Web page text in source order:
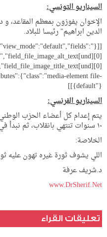
السيناريو التونسي:
الإخوان يفوزون بمعظم المقاعد،
الدين ابراهيم" رئيسا للبلاد.
element file-
default"}}]]
السيناريو الفرنسي:
يتم إعدام كل أعضاء الحزب
١٠ سنوات تنتهي بانقلاب، ثم نبدأ في غزو الدول الأخرى دون سبب واضح!
الخلاصة:
اللي يشوف ثورة غيره تهون عليه
د.شريف عرفة
www.DrSherif.Net
تعليقات القراء